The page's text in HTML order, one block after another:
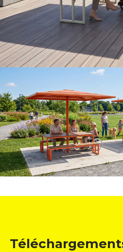
Table TANZA avec
Voir le parasol